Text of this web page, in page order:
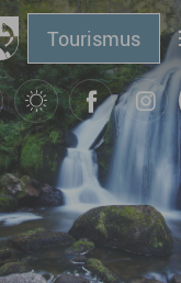
Tourismus